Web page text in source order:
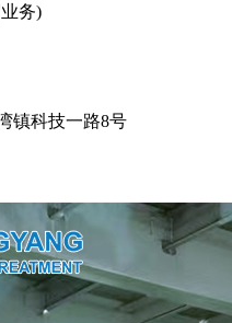
务)
镇科技一路8号